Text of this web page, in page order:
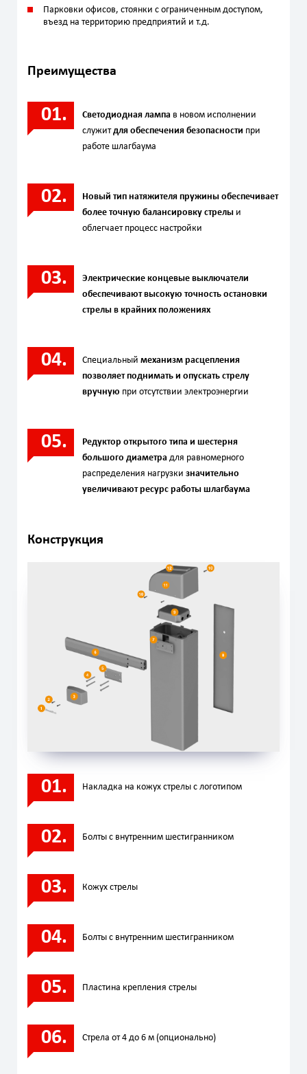
Парковки офисов, стоянки с огрaниченным доступом,
въезд на территорию предприятий и т.д.
Преимущества
Светодиодная лампа в новом исполнении
служитдля обеспечения безопасности при
работе шлагбаума
Новый тип натяжителя пружины обеспечивает
более точную балансировку стрелы и
облегчает процесс настройки
Электрические концевые выключатели
обеспечивают высокую точность остановки
стрелы в крайних положениях
Специальный механизм расцепления
позволяет поднимать и опускать стрелу
вручную при отсутствии электроэнергии
Редуктор открытого типа и шестерня
большого диаметра для равномерного
распределения нагрузки значительно
увеличивают ресурс работы шлагбаума
Конструкция
Нaкладка на кожух стрелы с логотипом
Болты с внутренним шестигранником
Кожух стрелы
Болты с внутренним шестигранником
Пластина крепления стрелы
Стрела от 4 до 6 м (опционально)